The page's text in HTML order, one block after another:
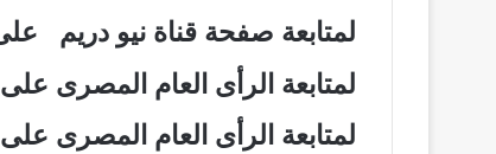
لمتابعة صفحة قناة نيو دريم
لمتابعة الرأى العام المصرى
لمتابعة الرأى العام المصرى